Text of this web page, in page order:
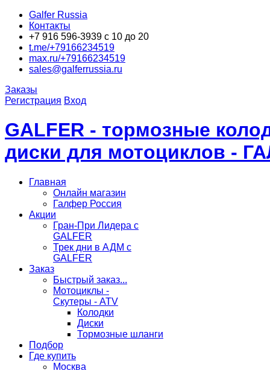
Galfer Russia
Контакты
+7 916 596-3939 с 10 до 20
t.me/+79166234519
max.ru/+79166234519
sales@galferrussia.ru
Заказы
Регистрация Вход
GALFER - тормозные
диски для мотоциклов -
Главная
Онлайн магазин
Галфер Россия
Акции
Гран-При Лидера c
GALFER
Трек дни в АДМ с
GALFER
Заказ
Быстрый заказ...
Мотоциклы -
Скутеры - ATV
Колодки
Диски
Тормозные шланги
Подбор
Где купить
Москва